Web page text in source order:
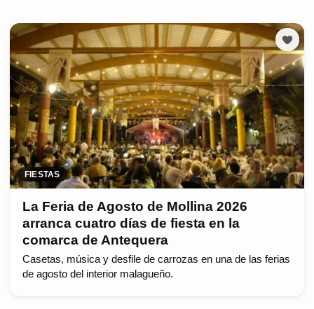
FIESTAS
La Feria de Agosto de Mollina 2026
arranca cuatro días de fiesta en la
comarca de Antequera
Casetas, música y desfile de carrozas en una de las ferias
de agosto del interior malagueño.